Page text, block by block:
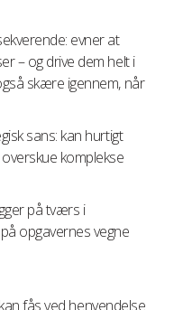
evner at
– og drive dem helt i
skære igennem, når
sans: kan hurtigt
komplekse
på tværs i
opgavernes vegne
fås ved henvendelse